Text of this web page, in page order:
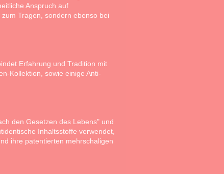
Anspruch auf
Tragen, sondern ebenso bei
Erfahrung und Tradition mit
Kollektion, sowie einige Anti-
den Gesetzen des Lebens" und
Inhaltsstoffe verwendet,
ihre patentierten mehrschaligen